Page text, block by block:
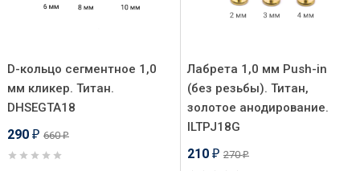
D-кольцо сегментное 1,0
мм кликер. Титан.
DHSEGTA18
290 ₽ 660₽
Лабрета 1,0 мм Push-in
(без резьбы). Титан,
золотое анодирование.
ILTPJ18G
210 ₽ 270₽